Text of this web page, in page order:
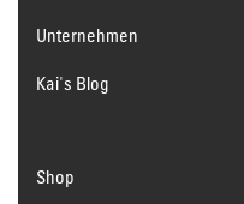
Unternehmen
Kai's Blog
Shop